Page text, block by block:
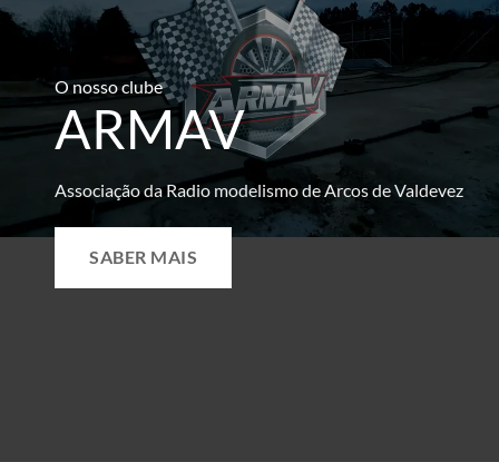
O nosso clube
ARMAV
Associação da Radio modelismo de Arcos de Valdevez
SABER MAIS